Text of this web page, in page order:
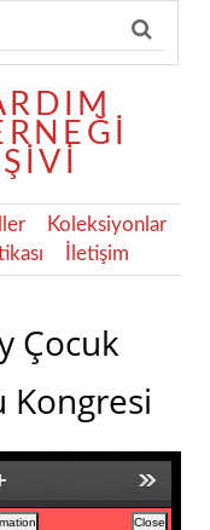
Koleksiyonlar
İletişim
Çocuk
Kongresi